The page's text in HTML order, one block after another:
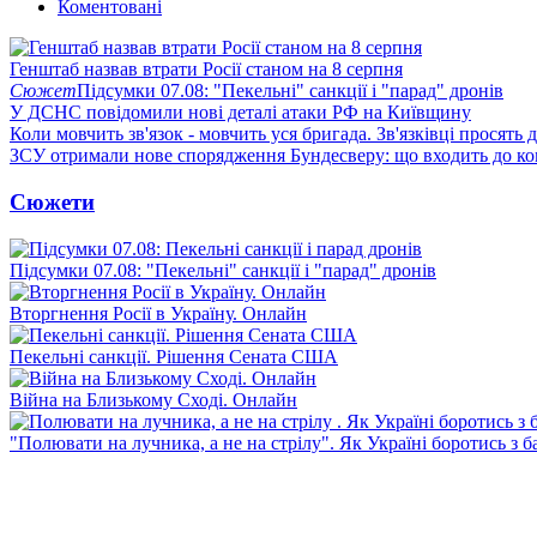
Коментовані
Генштаб назвав втрати Росії станом на 8 серпня
СюжетПідсумки 07.08: "Пекельні" санкції і "парад" дронів
У ДСНС повідомили нові деталі атаки РФ на Київщину
Коли мовчить зв'язок - мовчить уся бригада. Зв'язківці просять
ЗСУ отримали нове спорядження Бундесверу: що входить до
Сюжети
Підсумки 07.08: "Пекельні" санкції і "парад" дронів
Вторгнення Росії в Україну. Онлайн
Пекельні санкції. Рішення Сената США
Війна на Близькому Сході. Онлайн
"Полювати на лучника, а не на стрілу". Як Україні боротись з